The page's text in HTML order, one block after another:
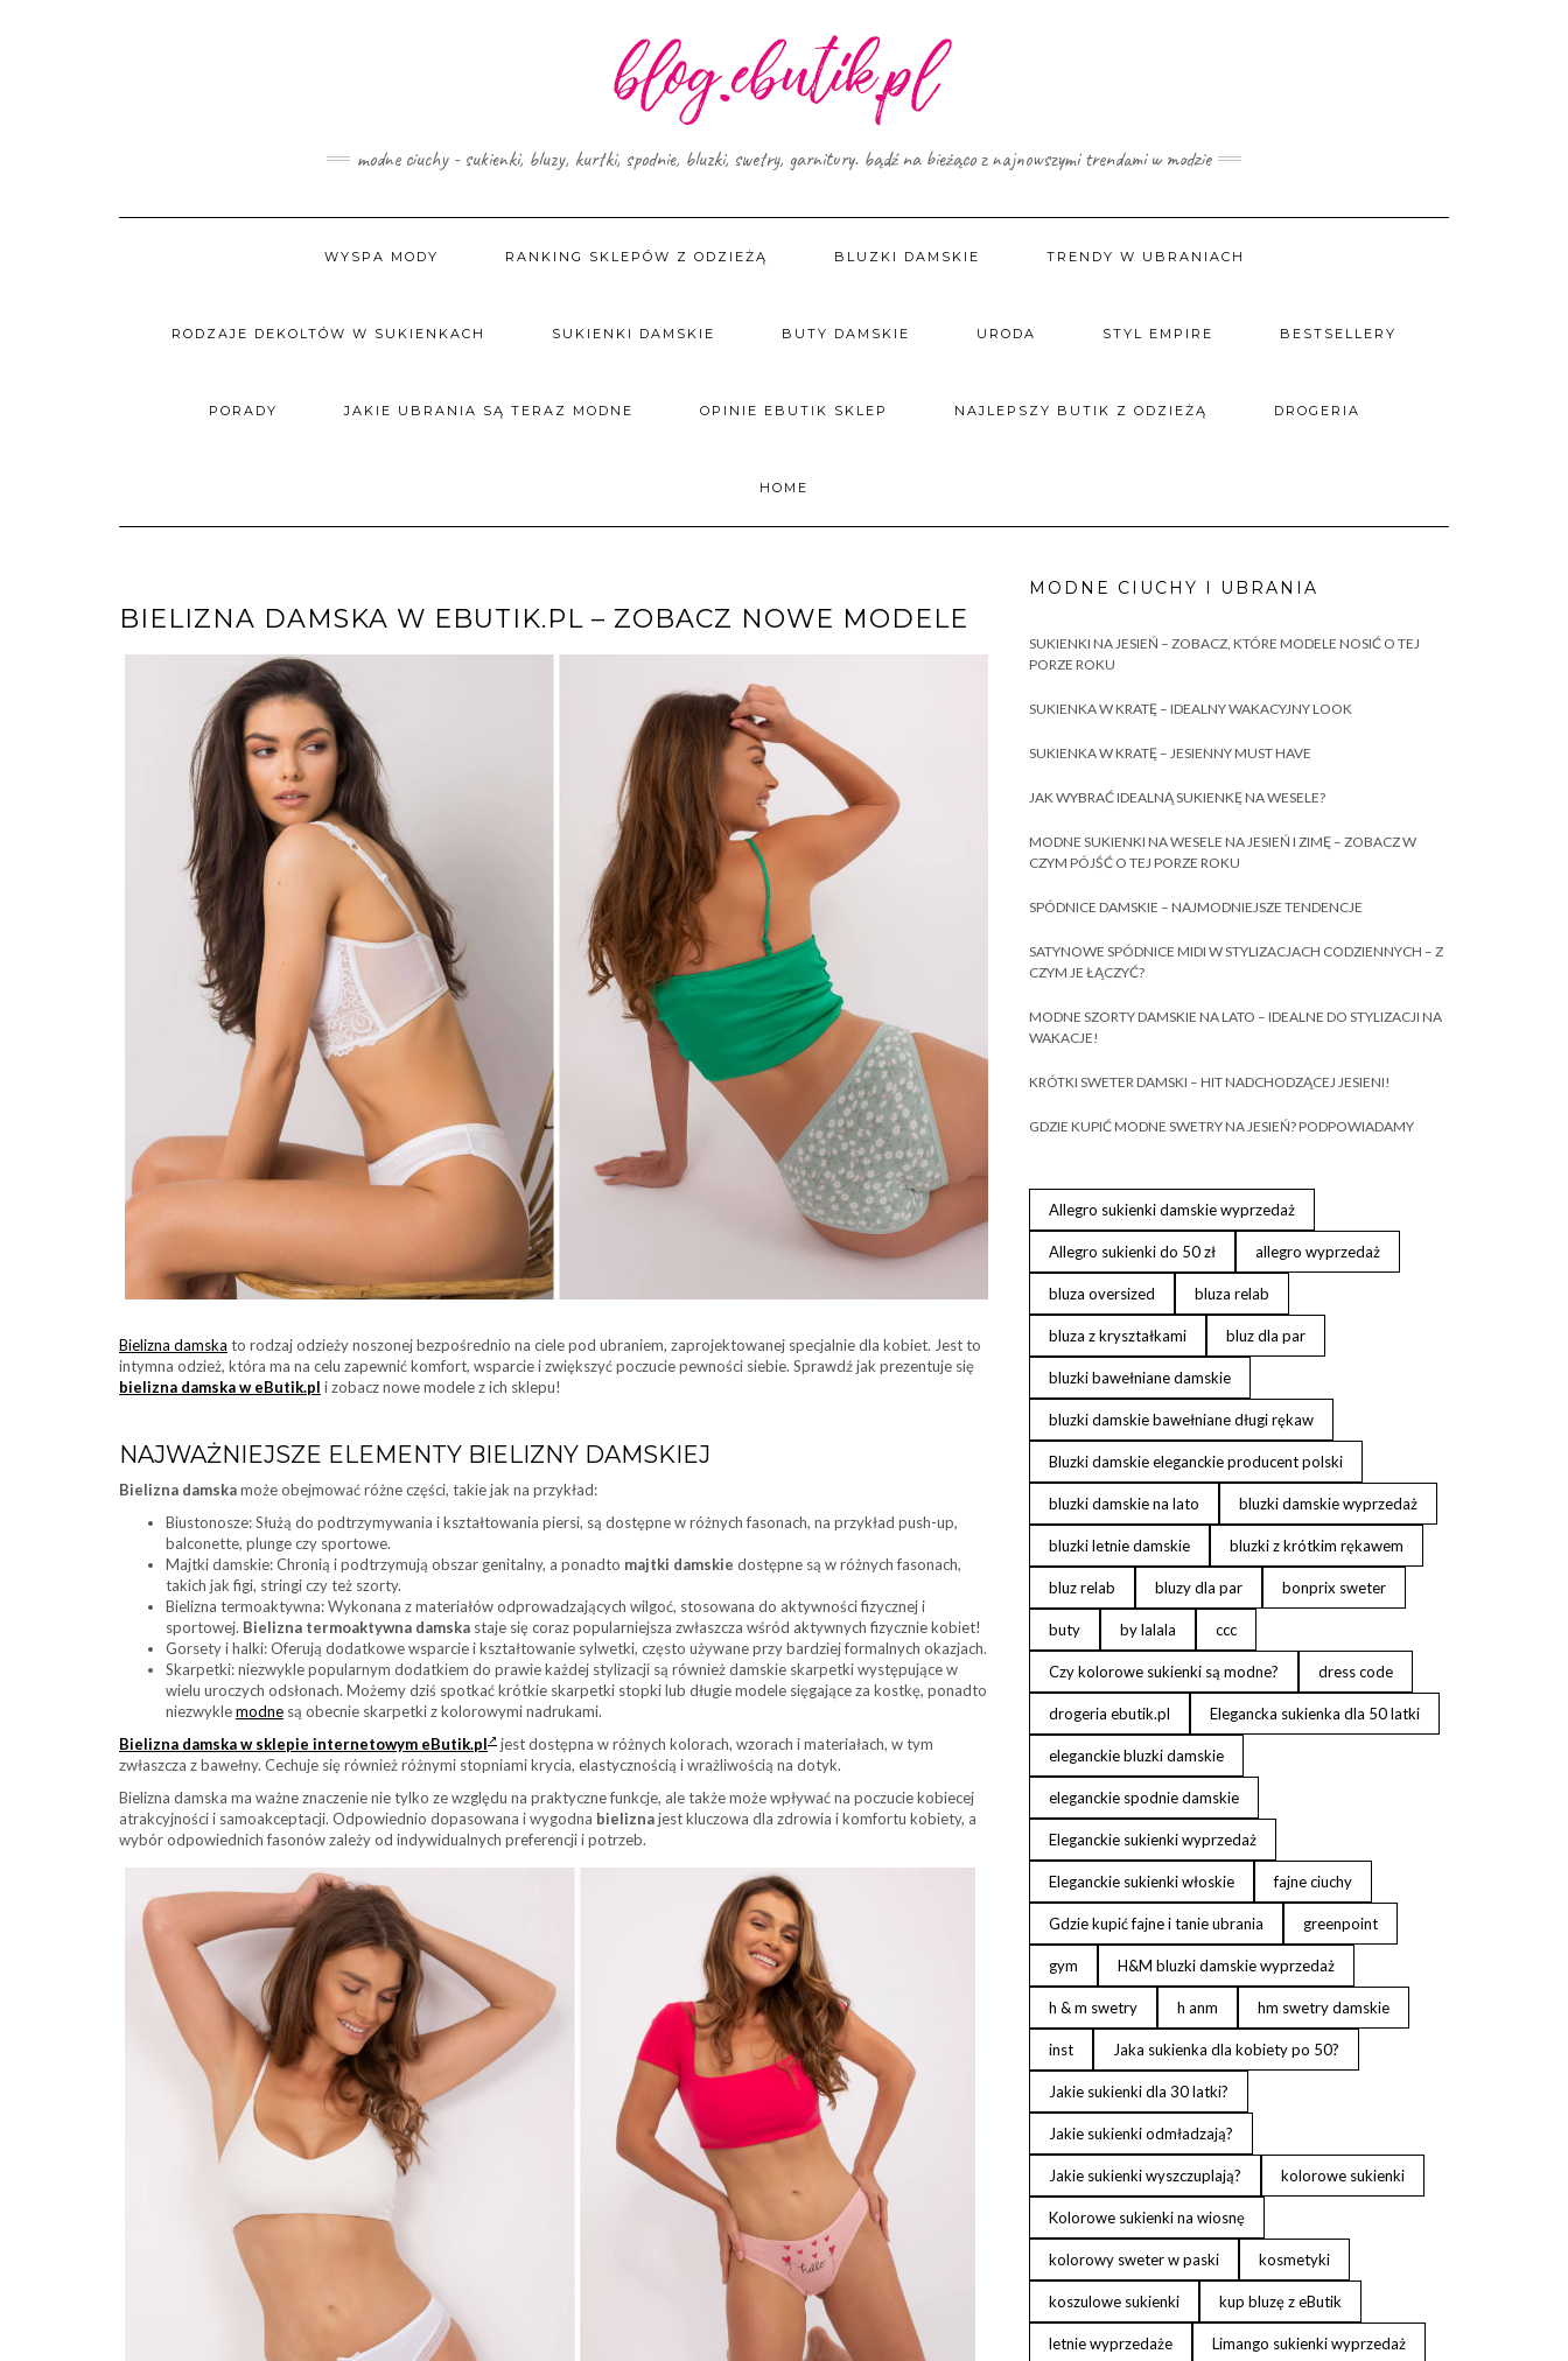
modne ciuchy - sukienki, bluzy, kurtki, spodnie, bluzki, swetry, garnitury. bądź na bieżąco z najnowszymi trendami w modzie
WYSPA MODY RANKING SKLEPÓW Z ODZIEŻĄ BLUZKI DAMSKIE TRENDY W UBRANIACH
RODZAJE DEKOLTÓW W SUKIENKACH SUKIENKI DAMSKIE BUTY DAMSKIE URODA STYL EMPIRE BESTSELLERY
PORADY JAKIE UBRANIA SĄ TERAZ MODNE OPINIE EBUTIK SKLEP NAJLEPSZY BUTIK Z ODZIEŻĄ DROGERIA
HOME
BIELIZNA DAMSKA W EBUTIK.PL – ZOBACZ NOWE MODELE
Bielizna damska to rodzaj odzieży noszonej bezpośrednio na ciele pod ubraniem, zaprojektowanej specjalnie dla kobiet. Jest to
intymna odzież, która ma na celu zapewnić komfort, wsparcie i zwiększyć poczucie pewności siebie. Sprawdź jak prezentuje się
bielizna damska w eButik.pl i zobacz nowe modele z ich sklepu!
NAJWAŻNIEJSZE ELEMENTY BIELIZNY DAMSKIEJ
Bielizna damskamoże obejmować różne części, takie jak na przykład:
Biustonosze: Służą do podtrzymywania i kształtowania piersi, są dostępne w różnych fasonach, na przykład push-up,
balconette, plunge czy sportowe.
Majtki damskie: Chronią i podtrzymują obszar genitalny, a ponadto majtki damskie dostępne są w różnych fasonach,
takich jak figi, stringi czy też szorty.
Bielizna termoaktywna: Wykonana z materiałów odprowadzających wilgoć, stosowana do aktywności fizycznej i
sportowej. Bielizna termoaktywna damska staje się coraz popularniejsza zwłaszcza wśród aktywnych fizycznie kobiet!
Gorsety i halki: Oferują dodatkowe wsparcie i kształtowanie sylwetki, często używane przy bardziej formalnych okazjach.
Skarpetki: niezwykle popularnym dodatkiem do prawie każdej stylizacji są również damskie skarpetki występujące w
wielu uroczych odsłonach. Możemy dziś spotkać krótkie skarpetki stopki lub długie modele sięgające za kostkę, ponadto
niezwyklemodne są obecnie skarpetki z kolorowymi nadrukami.
Bielizna damska w sklepie internetowym eButik.pl
jest dostępna w różnych kolorach, wzorach i materiałach, w tym
zwłaszcza z bawełny. Cechuje się również różnymi stopniami krycia, elastycznością i wrażliwością na dotyk.
Bielizna damska ma ważne znaczenie nie tylko ze względu na praktyczne funkcje, ale także może wpływać na poczucie kobiecej
atrakcyjności i samoakceptacji. Odpowiednio dopasowana i wygodna bieliznajest kluczowa dla zdrowia i komfortu kobiety, a
wybór odpowiednich fasonów zależy od indywidualnych preferencji i potrzeb.
MODNE CIUCHY I UBRANIA
SUKIENKI NA JESIEŃ – ZOBACZ, KTÓRE MODELE NOSIĆ O TEJ
PORZE ROKU
SUKIENKA W KRATĘ – IDEALNY WAKACYJNY LOOK
SUKIENKA W KRATĘ – JESIENNY MUST HAVE
JAK WYBRAĆ IDEALNĄ SUKIENKĘ NA WESELE?
MODNE SUKIENKI NA WESELE NA JESIEŃ I ZIMĘ – ZOBACZ W
CZYM PÓJŚĆ O TEJ PORZE ROKU
SPÓDNICE DAMSKIE – NAJMODNIEJSZE TENDENCJE
SATYNOWE SPÓDNICE MIDI W STYLIZACJACH CODZIENNYCH – Z
CZYM JE ŁĄCZYĆ?
MODNE SZORTY DAMSKIE NA LATO – IDEALNE DO STYLIZACJI NA
WAKACJE!
KRÓTKI SWETER DAMSKI – HIT NADCHODZĄCEJ JESIENI!
GDZIE KUPIĆ MODNE SWETRY NA JESIEŃ? PODPOWIADAMY
Allegro sukienki damskie wyprzedaż
Allegro sukienki do 50 zł allegro wyprzedaż
bluza oversized bluza relab
bluza z kryształkami bluz dla par
bluzki bawełniane damskie
bluzki damskie bawełniane długi rękaw
Bluzki damskie eleganckie producent polski
bluzki damskie na lato bluzki damskie wyprzedaż
bluzki letnie damskie bluzki z krótkim rękawem
bluz relab bluzy dla par bonprix sweter
buty by lalala ccc
Czy kolorowe sukienki są modne? dress code
drogeria ebutik.pl Elegancka sukienka dla 50 latki
eleganckie bluzki damskie
eleganckie spodnie damskie
Eleganckie sukienki wyprzedaż
Eleganckie sukienki włoskie fajne ciuchy
Gdzie kupić fajne i tanie ubrania greenpoint
gym H&M bluzki damskie wyprzedaż
h & m swetry h anm hm swetry damskie
inst Jaka sukienka dla kobiety po 50?
Jakie sukienki dla 30 latki?
Jakie sukienki odmładzają?
Jakie sukienki wyszczuplają? kolorowe sukienki
Kolorowe sukienki na wiosnę
kolorowy sweter w paski kosmetyki
koszulowe sukienki kup bluzę z eButik
letnie wyprzedaże Limango sukienki wyprzedaż